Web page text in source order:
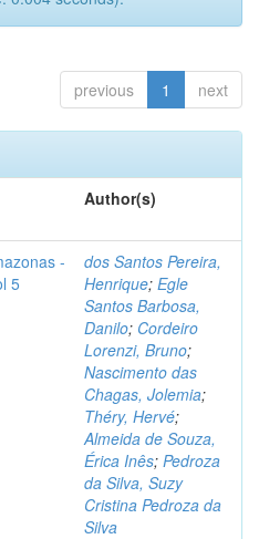
previous 1 next
Author(s)
-
5
dos Santos Pereira,
Henrique; Egle
Santos Barbosa,
Danilo; Cordeiro
Lorenzi, Bruno;
Nascimento das
Chagas, Jolemia;
Théry, Hervé;
Almeida de Souza,
Érica Inês; Pedroza
da Silva, Suzy
Cristina Pedroza da
Silva